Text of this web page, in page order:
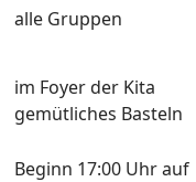
alle Gruppen
im Foyer der Kita
gemütliches Basteln
Beginn 17:00 Uhr auf